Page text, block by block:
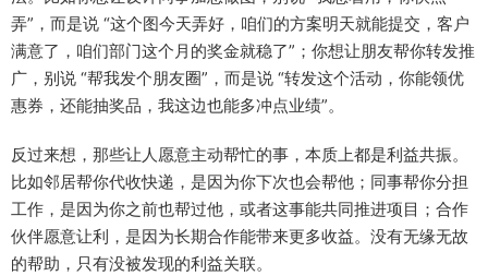
弄”，而是说 “这个图今天弄好，咱们的方案明天就能提交，客户
满意了，咱们部门这个月的奖金就稳了”；你想让朋友帮你转发推
广，别说 “帮我发个朋友圈”，而是说 “转发这个活动，你能领优
惠券，还能抽奖品，我这边也能多冲点业绩”。​
反过来想，那些让人愿意主动帮忙的事，本质上都是利益共振。
比如邻居帮你代收快递，是因为你下次也会帮他；同事帮你分担
工作，是因为你之前也帮过他，或者这事能共同推进项目；合作
伙伴愿意让利，是因为长期合作能带来更多收益。没有无缘无故
的帮助，只有没被发现的利益关联。​